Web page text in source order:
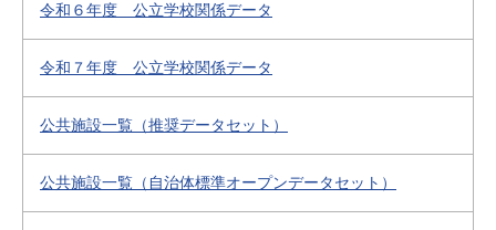
令和６年度 公立学校関係データ
令和７年度 公立学校関係データ
公共施設一覧（推奨データセット）
公共施設一覧（自治体標準オープンデータセット）